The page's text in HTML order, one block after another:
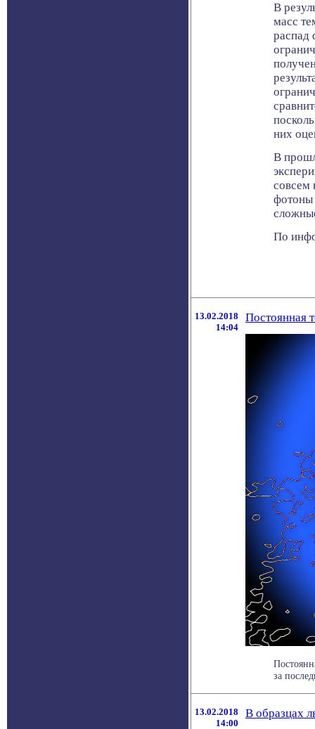
В
масс
распад
них
В
совсем
фотоны
По
13.02.2018
14:04
Постоянная
за
13.02.2018
14:00
В образцах